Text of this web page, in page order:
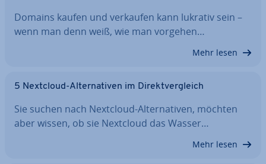
Domains kaufen und verkaufen kann lukrativ sein –
wenn man denn weiß, wie man vorgehen…
Mehr lesen
5 Nextcloud-Al­ter­na­ti­ven im Di­rekt­ver­gleich
Sie suchen nach Nextcloud-Al­ter­na­ti­ven, möchten
aber wissen, ob sie Nextcloud das Wasser…
Mehr lesen